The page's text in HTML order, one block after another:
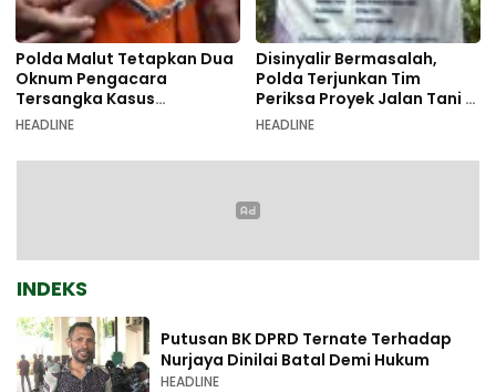
Polda Malut Tetapkan Dua
Oknum Pengacara
Tersangka Kasus
Pemalsuan Dokumen
HEADLINE
Disinyalir Bermasalah,
Polda Terjunkan Tim
Periksa Proyek Jalan Tani di
Galala
HEADLINE
INDEKS
Putusan BK DPRD Ternate Terhadap
Nurjaya Dinilai Batal Demi Hukum
HEADLINE